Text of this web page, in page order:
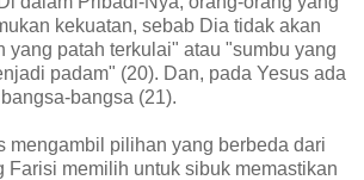
kekuatan, sebab Dia tidak akan
yang patah terkulai" atau "sumbu yang
padam" (20). Dan, pada Yesus ada
bangsa (21).
mengambil pilihan yang berbeda dari
Farisi memilih untuk sibuk memastikan